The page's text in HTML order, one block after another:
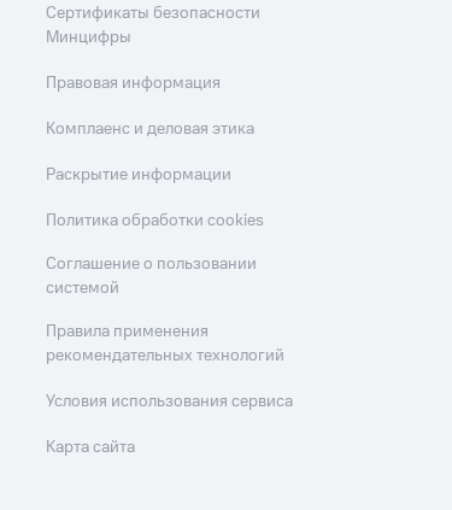
Сертификаты безопасности
Минцифры
Правовая информация
Комплаенс и деловая этика
Раскрытие информации
Политика обработки cookies
Соглашение о пользовании
системой
Правила применения
рекомендательных технологий
Условия использования сервиса
Карта сайта